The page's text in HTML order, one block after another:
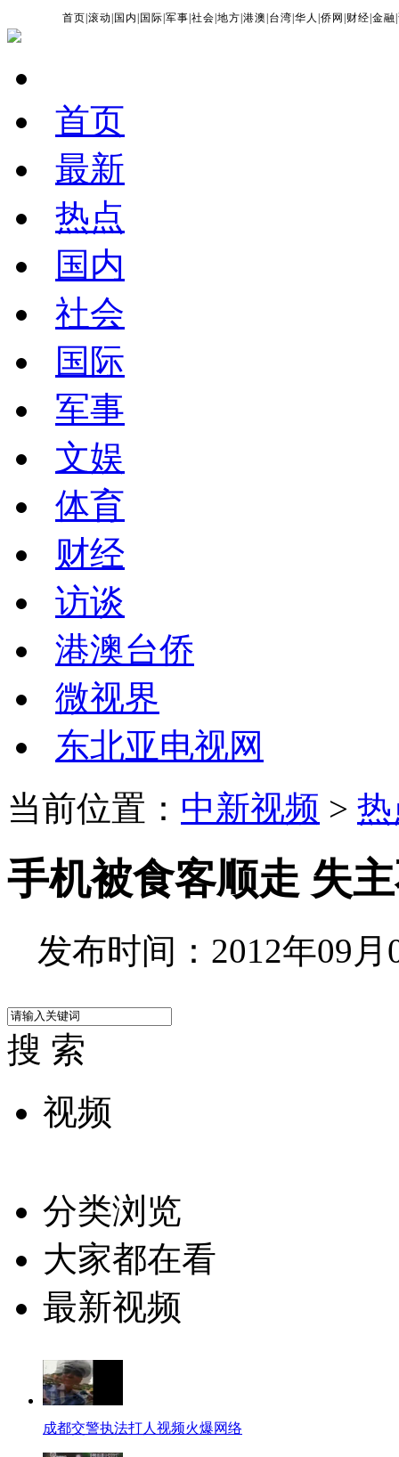
首页 |滚动 国内 国际 |军事 |社会 |地方 |港澳 台湾 |华人 |侨网 财经 |金融 |
首页
最新
热点
国内
社会
国际
军事
文娱
体育
财经
访谈
港澳台侨
微视界
东北亚电视网
当前位置： 中新视频 >
手机被食客顺走 失
发布时间：2012年09月
搜 索
视频
分类浏览
大家都在看
最新视频
成都交警执法打人视频火爆网络